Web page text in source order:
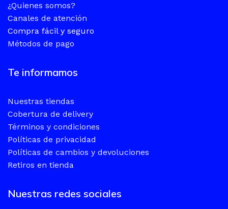
¿Quienes somos?
Canales de atención
Compra fácil y seguro
Métodos de pago
Te informamos
Nuestras tiendas
Cobertura de delivery
Términos y condiciones
Políticas de privacidad
Políticas de cambios y devoluciones
Retiros en tienda
Nuestras redes sociales